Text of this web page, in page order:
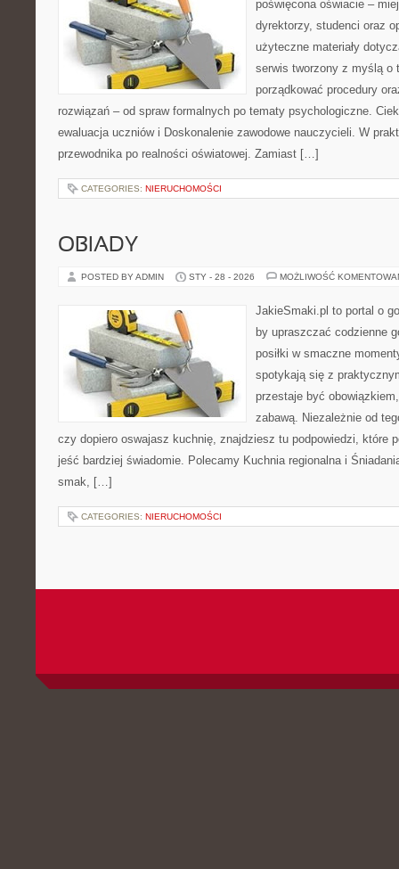
poświęcona oświacie –
dyrektorzy, studenci oraz
użyteczne materiały
serwis tworzony z myślą o
porządkować procedury
rozwiązań – od spraw formalnych po tematy psychologiczne.
ewaluacja uczniów i Doskonalenie zawodowe nauczycieli. W
przewodnika po realności oświatowej. Zamiast […]
CATEGORIES: NIERUCHOMOŚCI
OBIADY
POSTED BY ADMIN STY - 28 - 2026 MOŻLIWOŚĆ
JakieSmaki.pl to portal o
by upraszczać codzienne
posiłki w smaczne
spotykają się z
przestaje być
zabawą. Niezależnie od
czy dopiero oswajasz kuchnię, znajdziesz tu podpowiedzi, które
jeść bardziej świadomie. Polecamy Kuchnia regionalna i
smak, […]
CATEGORIES: NIERUCHOMOŚCI